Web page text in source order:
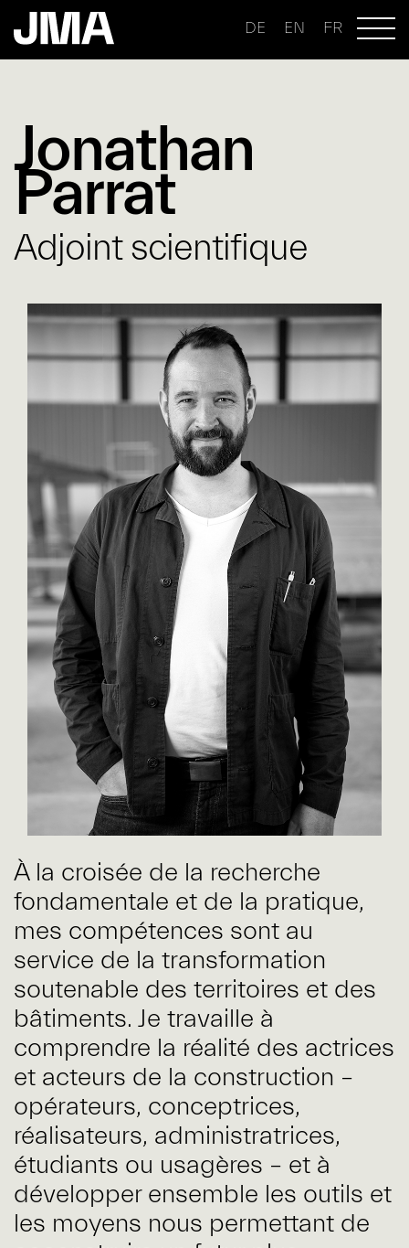
DE EN FR
Jonathan
Parrat
Adjoint scientifique
À la croisée de la recherche
fondamentale et de la pratique,
mes compétences sont au
service de la transformation
soutenable des territoires et des
bâtiments. Je travaille à
comprendre la réalité des actrices
et acteurs de la construction –
opérateurs, conceptrices,
réalisateurs, administratrices,
étudiants ou usagères – et à
développer ensemble les outils et
les moyens nous permettant de